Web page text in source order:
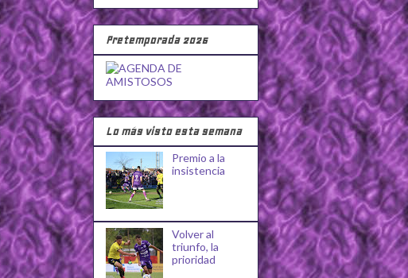
Pretemporada 2026
Lo más visto esta semana
Premio a la
insistencia
Volver al
triunfo, la
prioridad